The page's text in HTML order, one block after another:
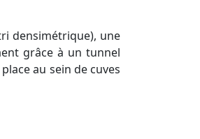
densimétrique), une
grâce à un tunnel
au sein de cuves